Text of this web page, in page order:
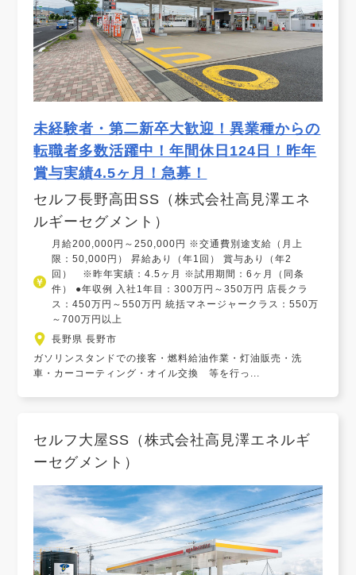
未経験者・第二新卒大歓迎！異業種からの
転職者多数活躍中！年間休日124日！昨年
賞与実績4.5ヶ月！急募！
セルフ長野高田SS（株式会社高見澤エネ
ルギーセグメント）
月給200,000円～250,000円 ※交通費別途支給（月上
限：50,000円） 昇給あり（年1回） 賞与あり（年2
回） ※昨年実績：4.5ヶ月 ※試用期間：6ヶ月（同条
件） ●年収例 入社1年目：300万円～350万円 店長クラ
ス：450万円～550万円 統括マネージャークラス：550万
～700万円以上
長野県 長野市
ガソリンスタンドでの接客・燃料給油作業・灯油販売・洗
車・カーコーティング・オイル交換 等を行っ...
セルフ大屋SS（株式会社高見澤エネルギ
ーセグメント）